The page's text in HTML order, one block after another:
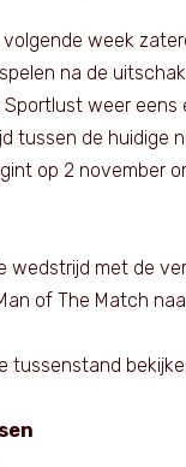
week
na de
weer eens
tussen de huidige
op 2 november
wedstrijd met de
of The Match
tussenstand